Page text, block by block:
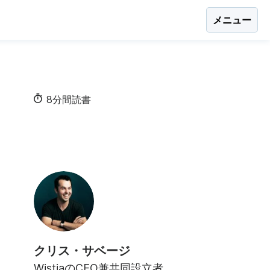
メニュー
8分間読書
クリス・サベージ